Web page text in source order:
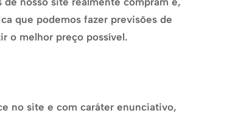
que podemos fazer previsões de
o melhor preço possível.
no site e com caráter enunciativo,